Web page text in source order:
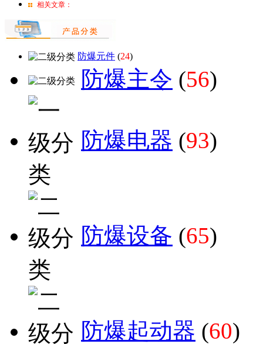
相关文章：
防爆元件 (24)
防爆主令 (56)
防爆电器 (93)
防爆设备 (65)
防爆起动器 (60)